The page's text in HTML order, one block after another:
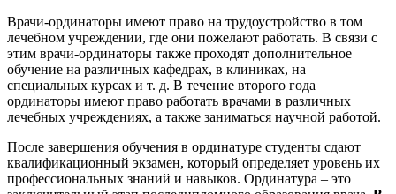
Врачи-ординаторы имеют право на трудоустройство в том
лечебном учреждении, где они пожелают работать. В связи с
этим врачи-ординаторы также проходят дополнительное
обучение на различных кафедрах, в клиниках, на
специальных курсах и т. д. В течение второго года
ординаторы имеют право работать врачами в различных
лечебных учреждениях, а также заниматься научной работой.
После завершения обучения в ординатуре студенты сдают
квалификационный экзамен, который определяет уровень их
профессиональных знаний и навыков. Ординатура – это